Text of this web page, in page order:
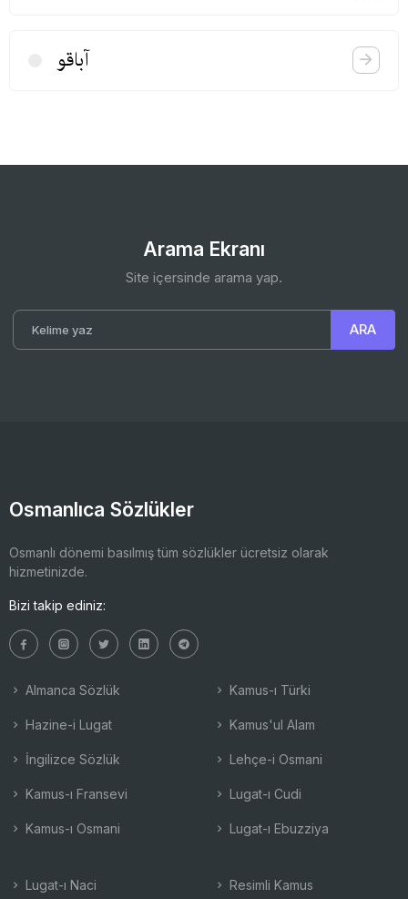
آباقو
Arama Ekranı
Site içersinde arama yap.
Osmanlıca Sözlükler
Osmanlı dönemi basılmış tüm sözlükler ücretsiz olarak
hizmetinizde.
Bizi takip ediniz:
Almanca Sözlük
Hazine-i Lugat
İngilizce Sözlük
Kamus-ı Fransevi
Kamus-ı Osmani
Kamus-ı Türki
Kamus'ul Alam
Lehçe-i Osmani
Lugat-ı Cudi
Lugat-ı Ebuzziya
Lugat-ı Naci Resimli Kamus